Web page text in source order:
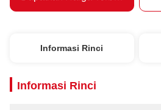
Informasi Rinci
Informasi Rinci